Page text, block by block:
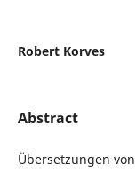
Robert Korves
Abstract
Übersetzungen von